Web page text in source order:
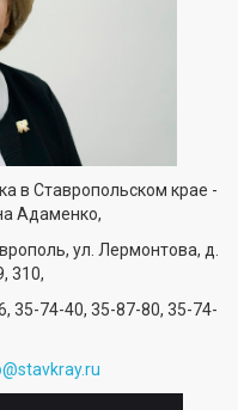
в Ставропольском крае -
Адаменко,
ул. Лермонтова, д.
310,
35-74-40, 35-87-80, 35-74-